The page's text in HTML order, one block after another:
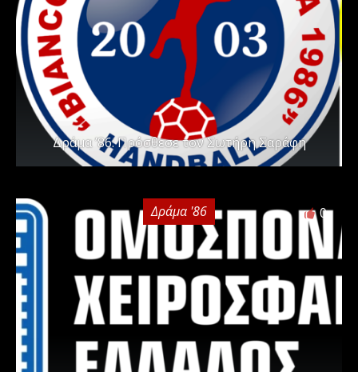
Δράμα ’86: Πρόσθεσε τον Σωτήρη Σαράφη
Δράμα '86 0